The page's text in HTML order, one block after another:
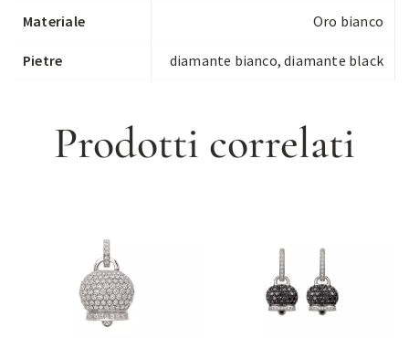
Materiale Oro bianco
Pietre diamante bianco, diamante black
Prodotti correlati